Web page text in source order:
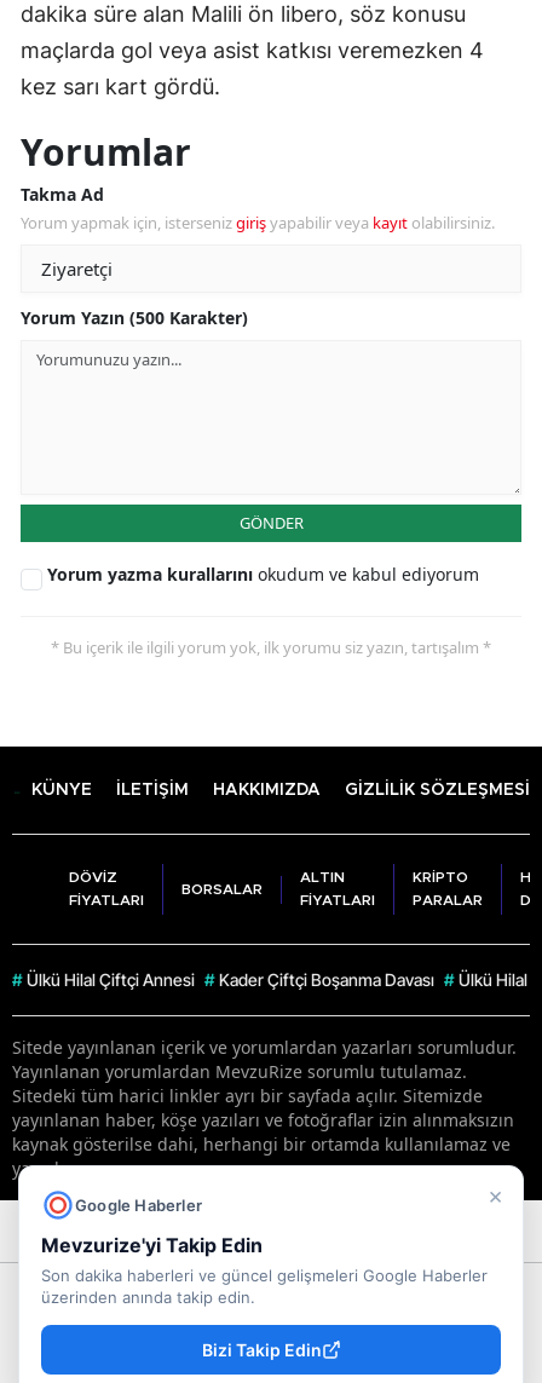
×
Google Haberler
Mevzurize'yi Takip Edin
Son dakika haberleri ve güncel gelişmeleri Google Haberler
üzerinden anında takip edin.
Bizi Takip Edin
dakika süre alan Malili ön libero, söz konusu
maçlarda gol veya asist katkısı veremezken 4
kez sarı kart gördü.
Yorumlar
Takma Ad
Yorum yapmak için, istersenizgirişyapabilir veya kayıt olabilirsiniz.
Yorum Yazın (500 Karakter)
GÖNDER
Yorum yazma kurallarını okudum ve kabul ediyorum
* Bu içerik ile ilgili yorum yok, ilk yorumu siz yazın, tartışalım *
KÜNYE İLETİŞİM HAKKIMIZDA GİZLİLİK SÖZLEŞMESİ
DÖVİZ
FİYATLARI
BORSALAR
ALTIN
FİYATLARI
KRİPTO
PARALAR
# Ülkü Hilal Çiftçi Annesi # Kader Çiftçi Boşanma Davası # Ülkü Hilal
Sitede yayınlanan içerik ve yorumlardan yazarları sorumludur.
Yayınlanan yorumlardan MevzuRize sorumlu tutulamaz.
Sitedeki tüm harici linkler ayrı bir sayfada açılır. Sitemizde
yayınlanan haber, köşe yazıları ve fotoğraflar izin alınmaksızın
kaynak gösterilse dahi, herhangi bir ortamda kullanılamaz ve
yayınlanamaz